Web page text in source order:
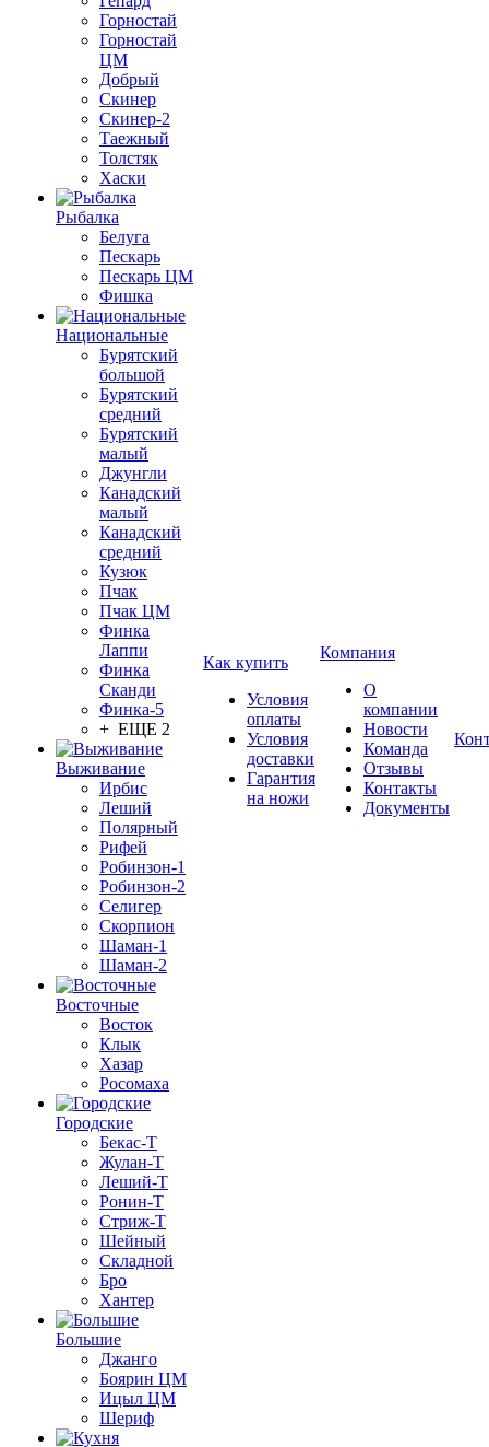
Горностай
Горностай
ЦМ
Добрый
Скинер
Скинер-2
Таежный
Толстяк
Хаски
Рыбалка
Белуга
Пескарь
Пескарь ЦМ
Фишка
Национальные
Бурятский
большой
Бурятский
средний
Бурятский
малый
Джунгли
Канадский
малый
Канадский
средний
Кузюк
Пчак
Пчак ЦМ
Финка
Лаппи
Финка
Сканди
Финка-5
+ ЕЩЕ 2
Выживание
Ирбис
Леший
Полярный
Рифей
Робинзон-1
Робинзон-2
Селигер
Скорпион
Шаман-1
Шаман-2
Восточные
Восток
Клык
Хазар
Росомаха
Городские
Бекас-Т
Жулан-Т
Леший-Т
Ронин-Т
Стриж-Т
Шейный
Складной
Бро
Хантер
Большие
Джанго
Боярин ЦМ
Ицыл ЦМ
Шериф
Как купить
Условия
оплаты
Условия
доставки
Гарантия
на ножи
Компания
О
компании
Новости
Команда
Отзывы
Контакты
Документы